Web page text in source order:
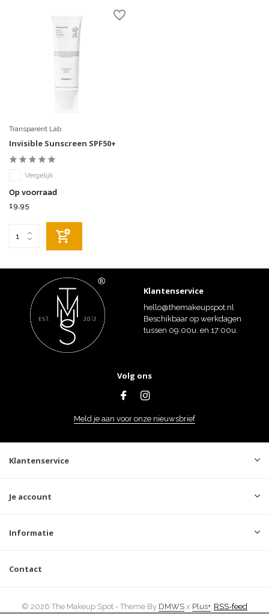
Transparent Lab
Invisible Sunscreen SPF50+
Vergelijk
Op voorraad
19,95
Klantenservice
hello@themakeupspot.nl
Beschikbaar op werkdagen
tussen 09:00u. en 17:00u.
Volg ons
Meld je aan voor onze nieuwsbrief
Klantenservice
Je account
Informatie
Contact
© 2026 The Makeup Spot - Theme By DMWS x Plus+ RSS-feed